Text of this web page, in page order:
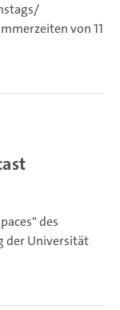
von 11
des
der Universität